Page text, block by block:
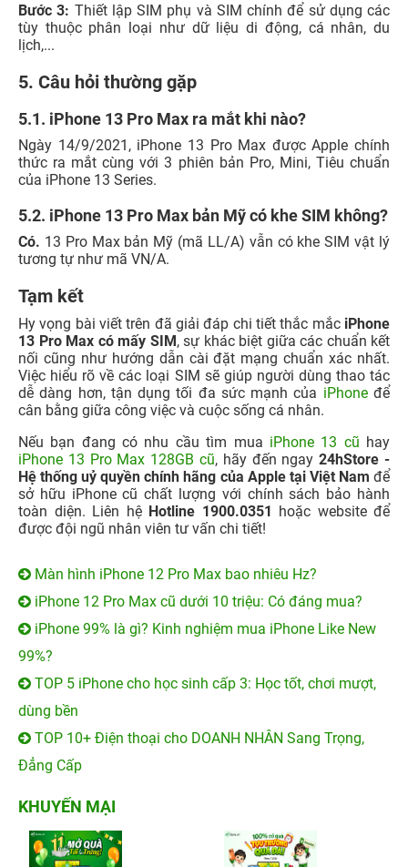
Bước 3: Thiết lập SIM phụ và SIM chính để sử dụng các
tùy thuộc phân loại như dữ liệu di động, cá nhân, du
lịch,...
5. Câu hỏi thường gặp
5.1. iPhone 13 Pro Max ra mắt khi nào?
Ngày 14/9/2021, iPhone 13 Pro Max được Apple chính
thức ra mắt cùng với 3 phiên bản Pro, Mini, Tiêu chuẩn
của iPhone 13 Series.
5.2. iPhone 13 Pro Max bản Mỹ có khe SIM không?
Có. 13 Pro Max bản Mỹ (mã LL/A) vẫn có khe SIM vật lý
tương tự như mã VN/A.
Tạm kết
Hy vọng bài viết trên đã giải đáp chi tiết thắc mắc iPhone
13 Pro Max có mấy SIM, sự khác biệt giữa các chuẩn kết
nối cũng như hướng dẫn cài đặt mạng chuẩn xác nhất.
Việc hiểu rõ về các loại SIM sẽ giúp người dùng thao tác
dễ dàng hơn, tận dụng tối đa sức mạnh của iPhoneđể
cân bằng giữa công việc và cuộc sống cá nhân.
Nếu bạn đang có nhu cầu tìm mua iPhone 13 cũ hay
iPhone 13 Pro Max 128GB cũ, hãy đến ngay24hStore -
Hệ thống uỷ quyền chính hãng của Apple tại Việt Nam để
sở hữu iPhone cũ chất lượng với chính sách bảo hành
toàn diện. Liên hệ Hotline 1900.0351 hoặc website để
được đội ngũ nhân viên tư vấn chi tiết!
Màn hình iPhone 12 Pro Max bao nhiêu Hz?
iPhone 12 Pro Max cũ dưới 10 triệu: Có đáng mua?
iPhone 99% là gì? Kinh nghiệm mua iPhone Like New
99%?
TOP 5 iPhone cho học sinh cấp 3: Học tốt, chơi mượt,
dùng bền
TOP 10+ Điện thoại cho DOANH NHÂN Sang Trọng,
Đẳng Cấp
KHUYẾN MẠI